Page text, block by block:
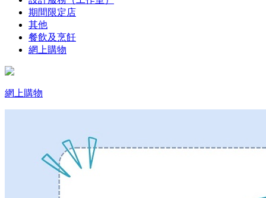
期間限定店
其他
餐飲及烹飪
網上購物
網上購物